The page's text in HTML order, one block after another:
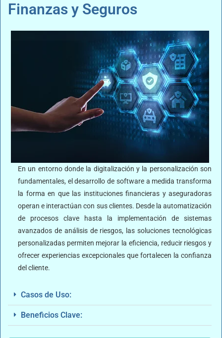
Finanzas y Seguros
En un entorno donde la digitalización y la personalización son
fundamentales, el desarrollo de software a medida transforma
la forma en que las instituciones financieras y aseguradoras
operan e interactúan con sus clientes. Desde la automatización
de procesos clave hasta la implementación de sistemas
avanzados de análisis de riesgos, las soluciones tecnológicas
personalizadas permiten mejorar la eficiencia, reducir riesgos y
ofrecer experiencias excepcionales que fortalecen la confianza
del cliente.
Casos de Uso:
Beneficios Clave: